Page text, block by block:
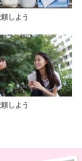
しよう
しよう